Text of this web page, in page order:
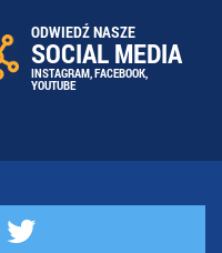
ODWIEDŹ NASZE
SOCIAL MEDIA
INSTAGRAM,FACEBOOK,
YOUTUBE